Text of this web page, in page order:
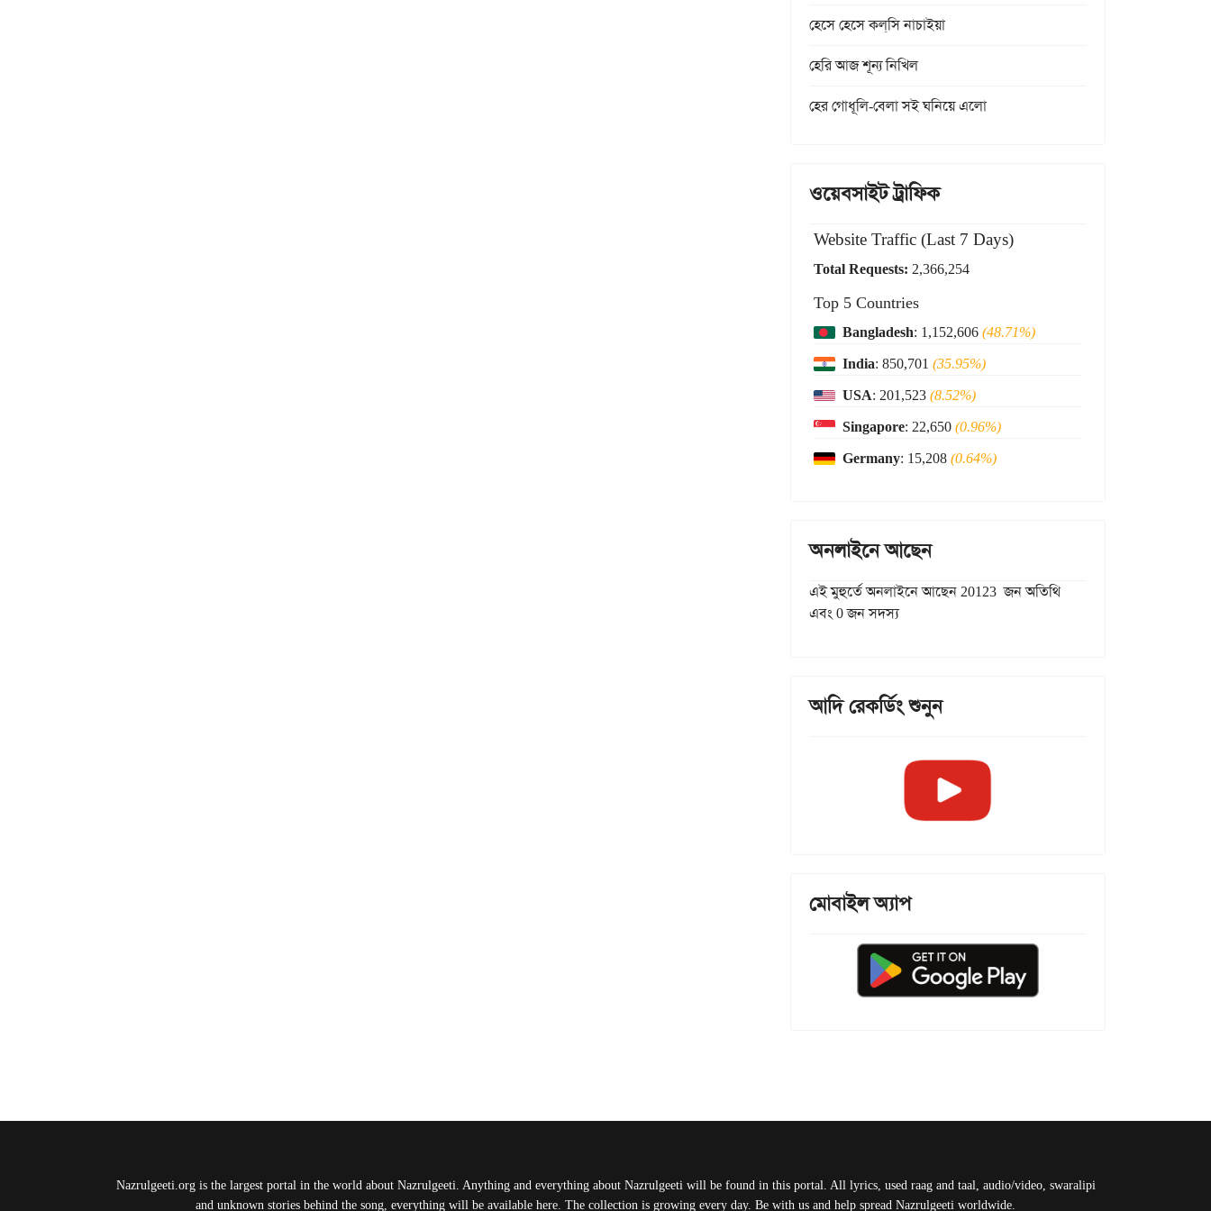
হেসে হেসে কল্‌সি নাচাইয়া
হেরি আজ শূন্য নিখিল
হের গোধূলি-বেলা সই ঘনিয়ে এলো
ওয়েবসাইট ট্রাফিক
Website Traffic (Last 7 Days)
Total Requests: 2,366,254
Top 5 Countries
Bangladesh: 1,152,606(48.71%)
India: 850,701 (35.95%)
USA: 201,523(8.52%)
Singapore: 22,650(0.96%)
Germany: 15,208(0.64%)
অনলাইনে আছেন
এই মুহুর্তে অনলাইনে আছেন 20123 জন অতিথি
এবং 0 জন সদস্য
আদি রেকর্ডিং শুনুন
মোবাইল অ্যাপ
Nazrulgeeti.org is the largest portal in the world about Nazrulgeeti. Anything and everything about Nazrulgeeti will be found in this portal. All lyrics, used raag and taal, audio/video, swaralipi
and unknown stories behind the song, everything will be available here. The collection is growing every day. Be with us and help spread Nazrulgeeti worldwide.